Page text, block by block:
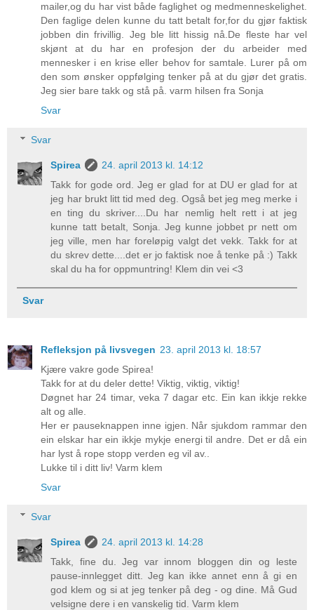
mailer,og du har vist både faglighet og medmenneskelighet.
Den faglige delen kunne du tatt betalt for,for du gjør faktisk
jobben din frivillig. Jeg ble litt hissig nå.De fleste har vel
skjønt at du har en profesjon der du arbeider med
mennesker i en krise eller behov for samtale. Lurer på om
den som ønsker oppfølging tenker på at du gjør det gratis.
Jeg sier bare takk og stå på. varm hilsen fra Sonja
Svar
Svar
Spirea
24. april 2013 kl. 14:12
Takk for gode ord. Jeg er glad for at DU er glad for at
jeg har brukt litt tid med deg. Også bet jeg meg merke i
en ting du skriver....Du har nemlig helt rett i at jeg
kunne tatt betalt, Sonja. Jeg kunne jobbet pr nett om
jeg ville, men har foreløpig valgt det vekk. Takk for at
du skrev dette....det er jo faktisk noe å tenke på :) Takk
skal du ha for oppmuntring! Klem din vei <3
Svar
Refleksjon på livsvegen 23. april 2013 kl. 18:57
Kjære vakre gode Spirea!
Takk for at du deler dette! Viktig, viktig, viktig!
Døgnet har 24 timar, veka 7 dagar etc. Ein kan ikkje rekke
alt og alle.
Her er pauseknappen inne igjen. Når sjukdom rammar den
ein elskar har ein ikkje mykje energi til andre. Det er då ein
har lyst å rope stopp verden eg vil av..
Lukke til i ditt liv! Varm klem
Svar
Svar
Spirea
24. april 2013 kl. 14:28
Takk, fine du. Jeg var innom bloggen din og leste
pause-innlegget ditt. Jeg kan ikke annet enn å gi en
god klem og si at jeg tenker på deg - og dine. Må Gud
velsigne dere i en vanskelig tid. Varm klem